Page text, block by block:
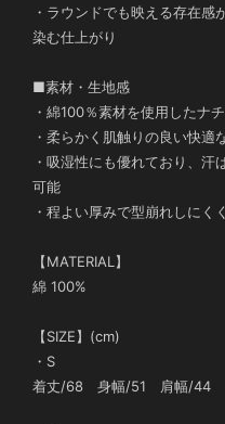
・ラウンドでも映える存在感
染む仕上がり
■素材・生地感
・綿100％素材を使用したナ
・柔らかく肌触りの良い快適
・吸湿性にも優れており、汗
可能
・程よい厚みで型崩れしにく
【MATERIAL】
綿 100%
【SIZE】(cm)
・S
着丈/68 身幅/51 肩幅/44